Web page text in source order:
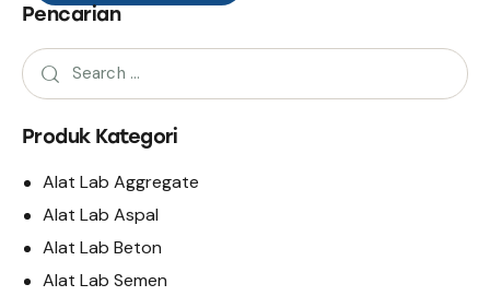
Pencarian
Produk Kategori
Alat Lab Aggregate
Alat Lab Aspal
Alat Lab Beton
Alat Lab Semen